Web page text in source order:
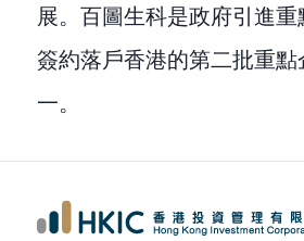
展。百圖生科是政府引進
簽約落戶香港的第二批重點
一。